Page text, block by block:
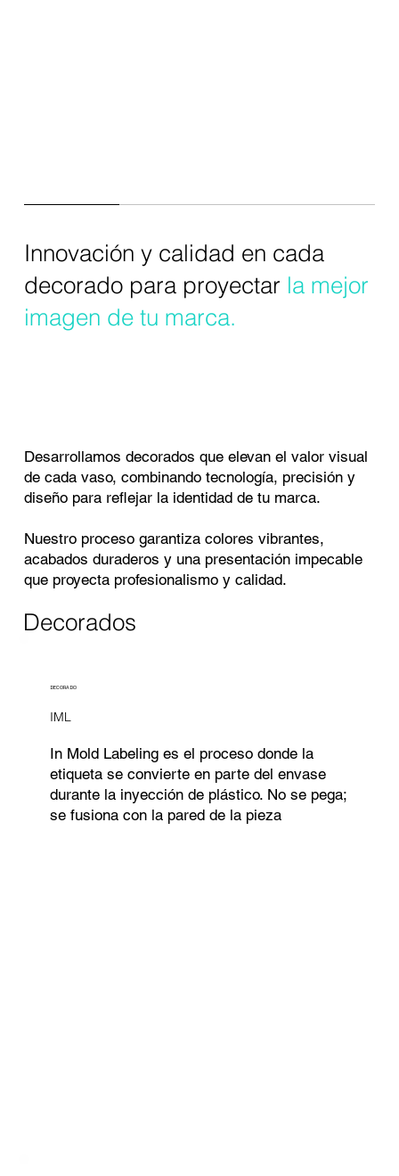
Innovación y calidad en cada
decorado para proyectar la mejor
imagen de tu marca.
Desarrollamos decorados que elevan el valor visual
de cada vaso, combinando tecnología, precisión y
diseño para reflejar la identidad de tu marca.
Nuestro proceso garantiza colores vibrantes,
acabados duraderos y una presentación impecable
que proyecta profesionalismo y calidad.
Decorados
DECORADO
IML
In Mold Labeling es el proceso donde la
etiqueta se convierte en parte del envase
durante la inyección de plástico. No se pega;
se fusiona con la pared de la pieza